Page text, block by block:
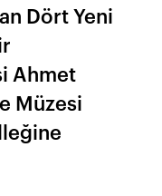
Dört Yeni
Ahmet
Müzesi